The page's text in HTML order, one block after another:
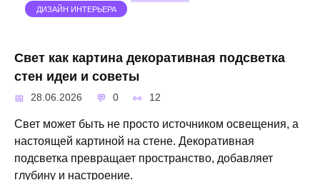
ДИЗАЙН ИНТЕРЬЕРА
Свет как картина декоративная подсветка
стен идеи и советы
28.06.2026 0 12
Свет может быть не просто источником освещения, а
настоящей картиной на стене. Декоративная
подсветка превращает пространство, добавляет
глубину и настроение.